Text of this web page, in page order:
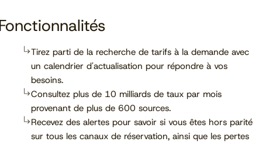
En savoir plus
Tirez parti de la recherche de tarifs à la demande avec
un calendrier d'actualisation pour répondre à vos
besoins.
Consultez plus de 10 milliards de taux par mois
provenant de plus de 600 sources.
Recevez des alertes pour savoir si vous êtes hors parité
sur tous les canaux de réservation, ainsi que les pertes